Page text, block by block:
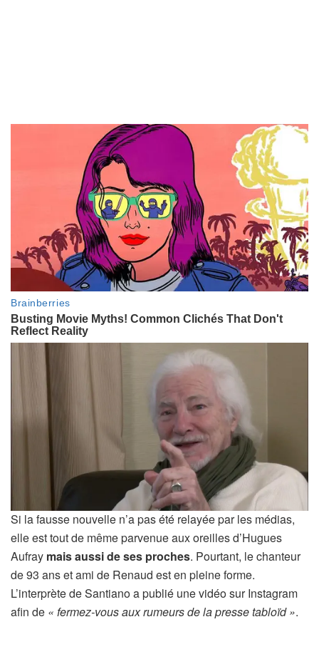
Si la fausse nouvelle n’a pas été relayée par les médias,
elle est tout de même parvenue aux oreilles d’Hugues
Aufray mais aussi de ses proches. Pourtant, le chanteur
de 93 ans et ami de Renaud est en pleine forme.
L’interprète de Santiano a publié une vidéo sur Instagram
afin de « fermez-vous aux rumeurs de la presse tabloïd ».